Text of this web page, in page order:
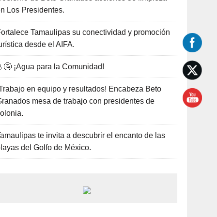
Los Presidentes.
Tamaulipas su conectividad y promoción
desde el AIFA.
¡Agua para la Comunidad!
en equipo y resultados! Encabeza Beto
mesa de trabajo con presidentes de
te invita a descubrir el encanto de las
del Golfo de México.